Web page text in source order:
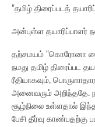
“தமிழ் திரைப்படத்
அன்புள்ள தயாரிப்பாளர்
தற்சமயம் “கொரோனா
நமது தமிழ் திரைப்பட
ரீதியாகவும்,
அனைவரும் அறிந்ததே.
சூழ்நிலை உள்ளதால்
பேசி தீர்வு